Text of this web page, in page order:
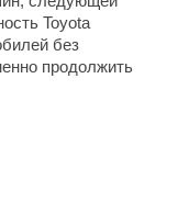
Toyota
без
продолжить